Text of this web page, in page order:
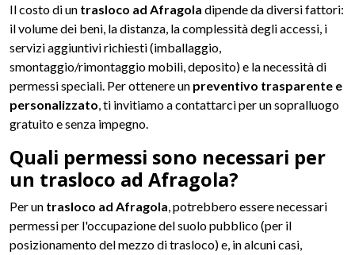
Il costo di un trasloco ad Afragola dipende da diversi fattori:
il volume dei beni, la distanza, la complessità degli accessi, i
servizi aggiuntivi richiesti (imballaggio,
smontaggio/rimontaggio mobili, deposito) e la necessità di
permessi speciali. Per ottenere un preventivo trasparente e
personalizzato, ti invitiamo a contattarci per un sopralluogo
gratuito e senza impegno.
Quali permessi sono necessari per
un trasloco ad Afragola?
Per un trasloco ad Afragola, potrebbero essere necessari
permessi per l'occupazione del suolo pubblico (per il
posizionamento del mezzo di trasloco) e, in alcuni casi,